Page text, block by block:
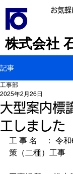
株式会社
お気軽
記事
大型案内標
工しました
工事部
2025年2月26日
工 事 名　： 令
策（二種）工事